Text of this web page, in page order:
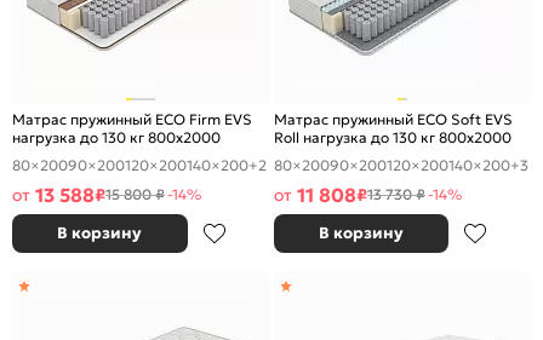
Матрас пружинный ECO Firm EVS
нагрузка до 130 кг 800x2000
80×20090×200120×200140×200+2
от 13 588₽15 800 ₽-14%
В корзину
Матрас пружинный ECO Soft EVS
Roll нагрузка до 130 кг 800x2000
80×20090×200120×200140×200+3
от 11 808₽13 730 ₽-14%
В корзину